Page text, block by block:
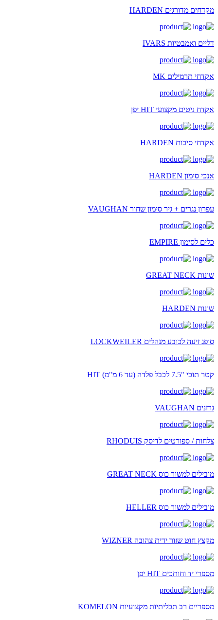
מקדחים מדורגים HARDEN
דליים ואמבטיות IVARS
אקדחי תרמילים MK
אקדח ניטים מקצועי HIT יפן
אקדחי סיכות HARDEN
אנכי סימון HARDEN
עפרון נגרים + גיר סימון שחור VAUGHAN
כלים לסימון EMPIRE
שונות GREAT NECK
שונות HARDEN
סופג זיעה לכובע מנהלים LOCKWEILER
קטר תוכי "7.5 לכבל פלדה (עד 6 מ"מ) HIT
גרזנים VAUGHAN
צלחות / ספורטים לדיסק RHODUIS
מובילים למשור כוס GREAT NECK
מובילים למשור כוס HELLER
מקצץ חוט שזור ידית צהובה WIZNER
מספרי יד וחותכים HIT יפן
מספריים רב תכליתיות מקצועיות KOMELON